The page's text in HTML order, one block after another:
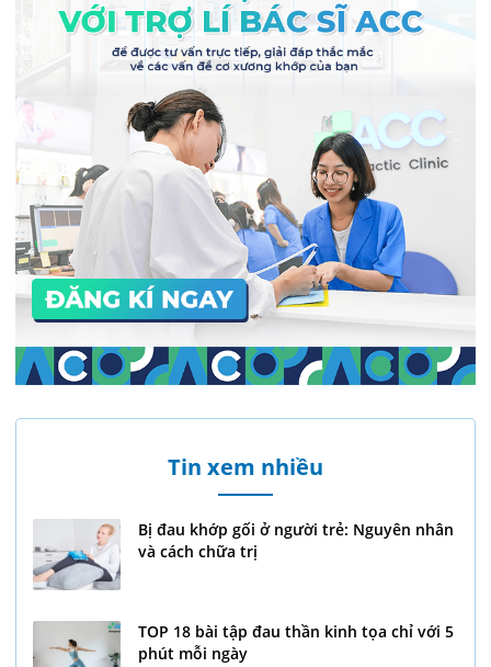
Tin xem nhiều
Bị đau khớp gối ở người trẻ: Nguyên nhân
và cách chữa trị
TOP 18 bài tập đau thần kinh tọa chỉ với 5
phút mỗi ngày